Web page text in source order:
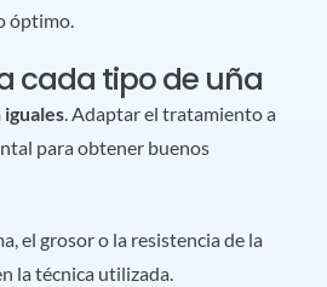
óptimo.
cada tipo de uña
iguales. Adaptar el tratamiento a
para obtener buenos
el grosor o la resistencia de la
la técnica utilizada.